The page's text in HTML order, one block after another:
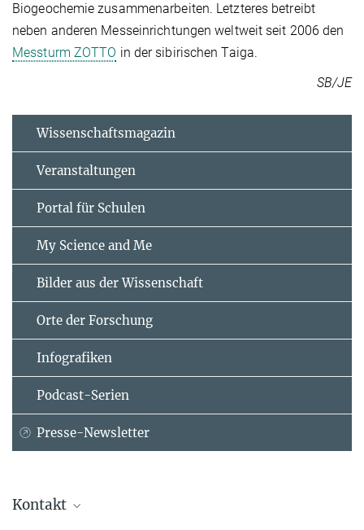
Biogeochemie zusammenarbeiten. Letzteres betreibt
neben anderen Messeinrichtungen weltweit seit 2006 den
Messturm ZOTTO in der sibirischen Taiga.
SB/JE
Wissenschaftsmagazin
Veranstaltungen
Portal für Schulen
My Science and Me
Bilder aus der Wissenschaft
Orte der Forschung
Infografiken
Podcast-Serien
Presse-Newsletter
Kontakt